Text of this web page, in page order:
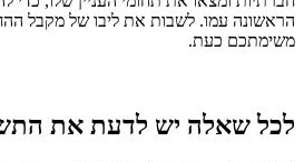
הראשונה עמו. לשבות את ליבו של מקבל
משימתכם כעת.
לכל שאלה יש לדעת את